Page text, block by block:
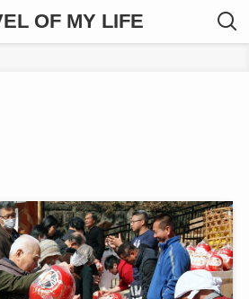
OF MY LIFE